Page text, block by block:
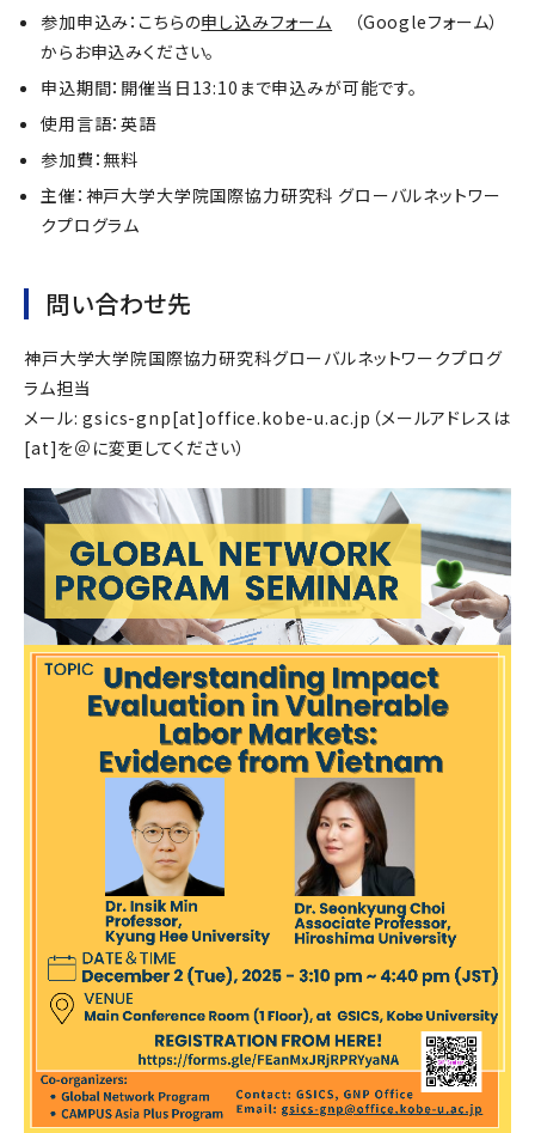
参加申込み：こちらの申し込みフォーム
（Googleフォーム）
からお申込みください。
申込期間：開催当日13:10まで申込みが可能です。
使用言語：英語
参加費：無料
主催：神戸大学大学院国際協力研究科 グローバルネットワー
クプログラム
問い合わせ先
神戸大学大学院国際協力研究科グローバルネットワークプログ
ラム担当
メール: gsics-gnp[at]office.kobe-u.ac.jp（メールアドレスは
[at]を＠に変更してください）